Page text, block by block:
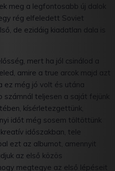
meg a legfontosabb új dalok
rég elfeledett Soviet
de ezidáig kiadatlan dala is
mert ha jól csinálod a
amire a true arcok majd azt
ez még jó volt és utána
számnál teljesen a saját fejünk
kísérletezgettünk,
időt még sosem töltöttünk
időszakban, tele
ezt az albumot, amennyit
az első közös
megtegye az első lépéseit